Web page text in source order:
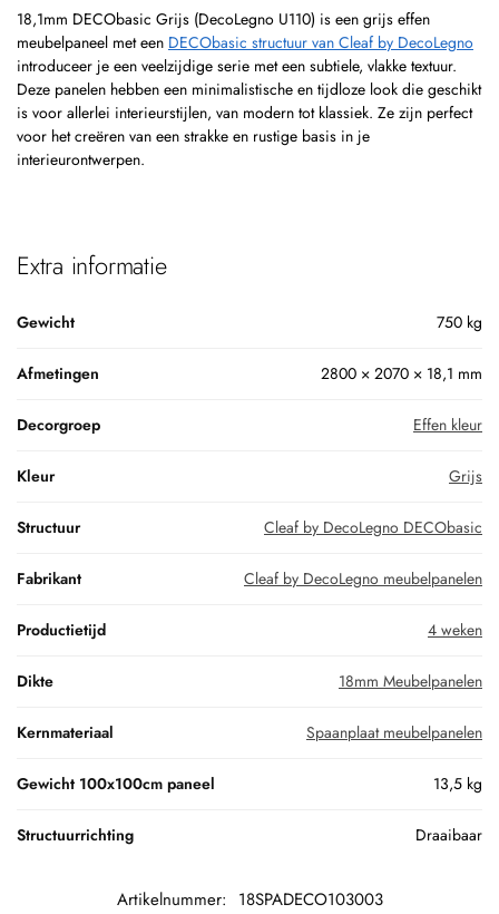
18,1mm DECObasic Grijs (DecoLegno U110) is een grijs effen
meubelpaneel met een DECObasic structuur van Cleaf by DecoLegno
introduceer je een veelzijdige serie met een subtiele, vlakke textuur.
Deze panelen hebben een minimalistische en tijdloze look die geschikt
is voor allerlei interieurstijlen, van modern tot klassiek. Ze zijn perfect
voor het creëren van een strakke en rustige basis in je
interieurontwerpen.
Extra informatie
Gewicht 750 kg
Afmetingen 2800 × 2070 × 18,1 mm
Decorgroep Effen kleur
Kleur Grijs
Structuur Cleaf by DecoLegno DECObasic
Fabrikant Cleaf by DecoLegno meubelpanelen
Productietijd 4 weken
Dikte 18mm Meubelpanelen
Kernmateriaal Spaanplaat meubelpanelen
Gewicht 100x100cm paneel 13,5 kg
Structuurrichting Draaibaar
Artikelnummer: 18SPADECO103003